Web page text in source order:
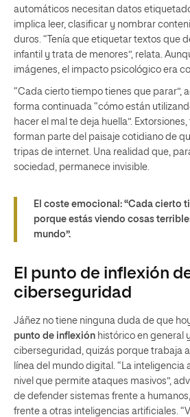
automáticos necesitan datos
implica leer, clasificar y nombrar
duros. “Tenía que etiquetar textos que
infantil y trata de menores”, relata.
imágenes, el impacto psicológico era
“Cada cierto tiempo tienes que parar”,
forma continuada “cómo están
hacer el mal te deja huella”.
forman parte del paisaje cotidiano de
tripas de internet. Una realidad que,
sociedad, permanece invisible.
El coste emocional: “Cada cierto
porque estás viendo cosas
mundo”.
El punto de inflexión
ciberseguridad
Jáñez no tiene ninguna duda de que
punto de inflexión histórico en general
ciberseguridad, quizás porque trabaja
línea del mundo digital. “La inteligencia
nivel que permite ataques masivos”,
de defender sistemas frente a
frente a otras inteligencias artificiales.